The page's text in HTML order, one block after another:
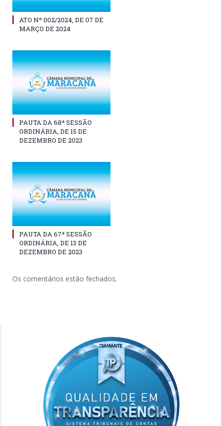
ATO Nº 002/2024, DE 07 DE
MARÇO DE 2024
PAUTA DA 68ª SESSÃO
ORDINÁRIA, DE 15 DE
DEZEMBRO DE 2023
PAUTA DA 67ª SESSÃO
ORDINÁRIA, DE 13 DE
DEZEMBRO DE 2023
Os comentários estão fechados.